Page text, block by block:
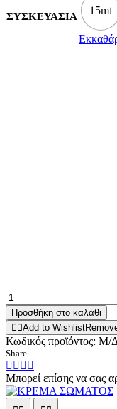
ΣΥΣΚΕΥΑΣΙΑ 15ml
AR249
ICECREAM
PEANUT
ποσότητα
Προσθήκη στο καλάθι
Add to Wishlist
Κωδικός προϊόντος: Μ/Δ
Share
Μπορεί επίσης να σας